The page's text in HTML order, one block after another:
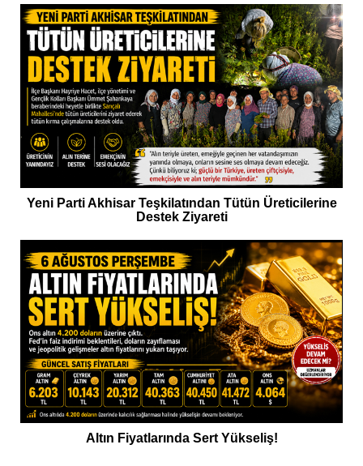
Yeni Parti Akhisar Teşkilatından Tütün Üreticilerine
Destek Ziyareti
Altın Fiyatlarında Sert Yükseliş!